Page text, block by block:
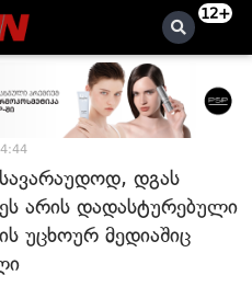
12+
დგას
არის დადასტურებული
უცხოურ მედიაშიც